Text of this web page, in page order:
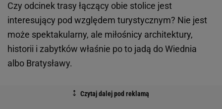
Czy odcinek trasy łączący obie stolice jest
interesujący pod względem turystycznym? Nie jest
może spektakularny, ale miłośnicy architektury,
historii i zabytków właśnie po to jadą do Wiednia
albo Bratysławy.